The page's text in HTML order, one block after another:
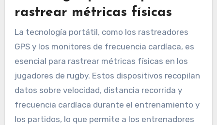
herramientas ayudan a los entrenadores y
jugadores y adaptar los programas de
entrenamiento de manera efectiva.
Tecnología portátil para
rastrear métricas físicas
La tecnología portátil, como los rastreadores